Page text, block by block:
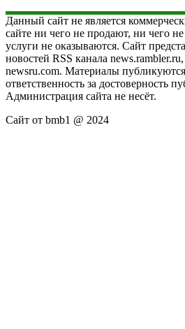
Данный сайт не является
сайте ни чего не продают, ни чего
услуги не оказываются. Сайт
новостей RSS канала
newsru.com. Материалы
ответственность за достоверность
Администрация сайта не несёт.
Сайт от bmb1 @ 2024